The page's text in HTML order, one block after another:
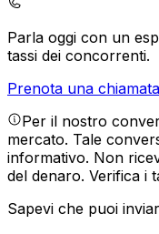
Parla oggi con un
tassi dei concorrenti.
Prenota una chiamata
Per il nostro
mercato. Tale
informativo. Non
del denaro. Verifica i
Sapevi che puoi